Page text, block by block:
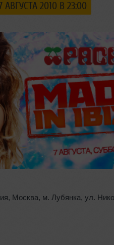
АВГУСТА 2010 В 23:00
, Москва, м. Лубянка, ул.